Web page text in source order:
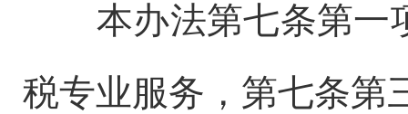
本办法第七条第一
税专业服务，第七条第